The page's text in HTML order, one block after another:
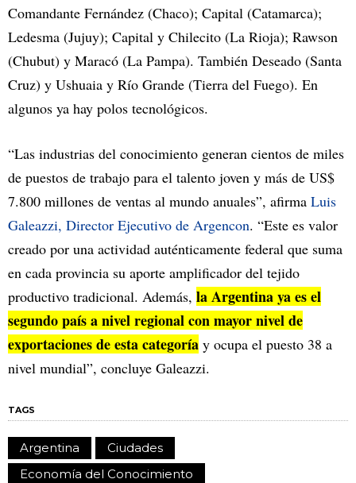
Comandante Fernández (Chaco); Capital (Catamarca);
Ledesma (Jujuy); Capital y Chilecito (La Rioja); Rawson
(Chubut) y Maracó (La Pampa). También Deseado (Santa
Cruz) y Ushuaia y Río Grande (Tierra del Fuego). En
algunos ya hay polos tecnológicos.
“Las industrias del conocimiento generan cientos de miles
de puestos de trabajo para el talento joven y más de US$
7.800 millones de ventas al mundo anuales”, afirma Luis
Galeazzi, Director Ejecutivo de Argencon. “Este es valor
creado por una actividad auténticamente federal que suma
en cada provincia su aporte amplificador del tejido
productivo tradicional. Además, la Argentina ya es el
segundo país a nivel regional con mayor nivel de
exportaciones de esta categoría y ocupa el puesto 38 a
nivel mundial”, concluye Galeazzi.
TAGS
Argentina
Ciudades
Economía del Conocimiento